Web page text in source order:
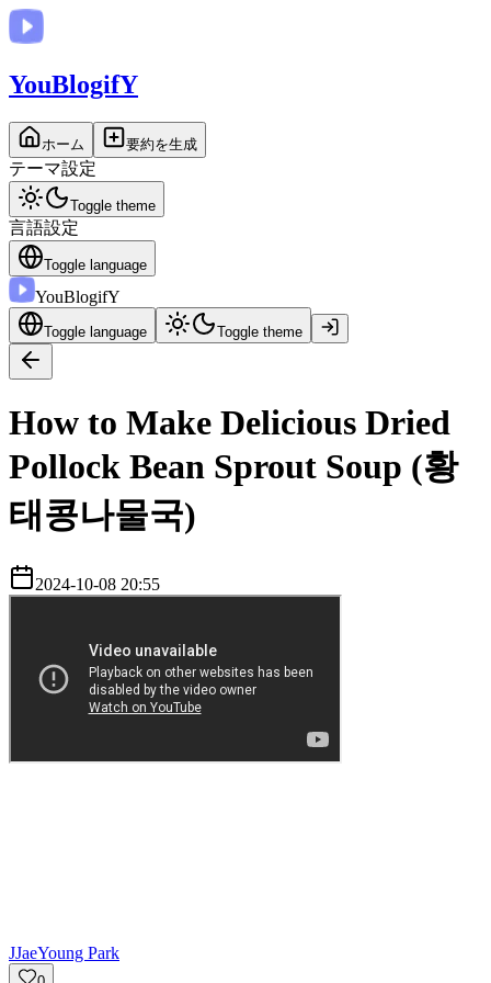
YouBlogifY
ホーム 要約を生成
テーマ設定
Toggle theme
言語設定
Toggle language
YouBlogifY
Toggle language Toggle theme
How to Make Delicious Dried
Pollock Bean Sprout Soup (황
태콩나물국)
2024-10-08 20:55
JJaeYoung Park